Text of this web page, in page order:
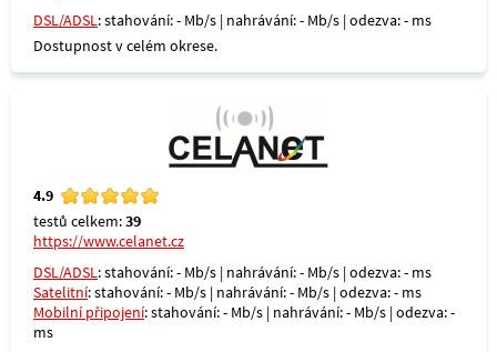
DSL/ADSL: stahování: - Mb/s | nahrávání: - Mb/s | odezva: - ms
Dostupnost v celém okrese.
4.9
testů celkem:39
https://www.celanet.cz
DSL/ADSL: stahování: - Mb/s | nahrávání: - Mb/s | odezva: - ms
Satelitní: stahování: - Mb/s | nahrávání: - Mb/s | odezva: - ms
Mobilní připojení: stahování: - Mb/s | nahrávání: - Mb/s | odezva: -
ms